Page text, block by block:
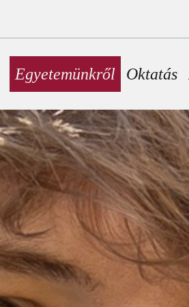
Fő navigáció
Egyetemünkről Oktatás